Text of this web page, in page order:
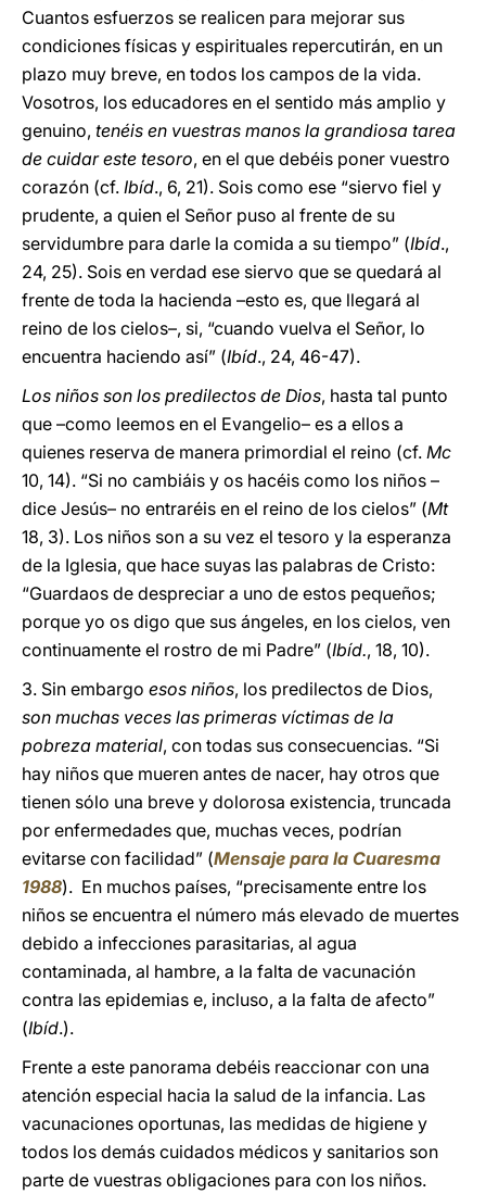
Cuantos esfuerzos se realicen para mejorar sus
condiciones físicas y espirituales repercutirán, en un
plazo muy breve, en todos los campos de la vida.
Vosotros, los educadores en el sentido más amplio y
genuino, tenéis en vuestras manos la grandiosa tarea
de cuidar este tesoro, en el que debéis poner vuestro
corazón (cf. Ibíd., 6, 21). Sois como ese “siervo fiel y
prudente, a quien el Señor puso al frente de su
servidumbre para darle la comida a su tiempo” (Ibíd.,
24, 25). Sois en verdad ese siervo que se quedará al
frente de toda la hacienda –esto es, que llegará al
reino de los cielos–, si, “cuando vuelva el Señor, lo
encuentra haciendo así” (Ibíd., 24, 46-47).
Los niños son los predilectos de Dios, hasta tal punto
que –como leemos en el Evangelio– es a ellos a
quienes reserva de manera primordial el reino (cf. Mc
10, 14). “Si no cambiáis y os hacéis como los niños –
dice Jesús– no entraréis en el reino de los cielos” (Mt
18, 3). Los niños son a su vez el tesoro y la esperanza
de la Iglesia, que hace suyas las palabras de Cristo:
“Guardaos de despreciar a uno de estos pequeños;
porque yo os digo que sus ángeles, en los cielos, ven
continuamente el rostro de mi Padre” (Ibíd., 18, 10).
3. Sin embargo esos niños, los predilectos de Dios,
son muchas veces las primeras víctimas de la
pobreza material, con todas sus consecuencias. “Si
hay niños que mueren antes de nacer, hay otros que
tienen sólo una breve y dolorosa existencia, truncada
por enfermedades que, muchas veces, podrían
evitarse con facilidad” (Mensaje para la Cuaresma
1988). En muchos países, “precisamente entre los
niños se encuentra el número más elevado de muertes
debido a infecciones parasitarias, al agua
contaminada, al hambre, a la falta de vacunación
contra las epidemias e, incluso, a la falta de afecto”
(Ibíd.).
Frente a este panorama debéis reaccionar con una
atención especial hacia la salud de la infancia. Las
vacunaciones oportunas, las medidas de higiene y
todos los demás cuidados médicos y sanitarios son
parte de vuestras obligaciones para con los niños.